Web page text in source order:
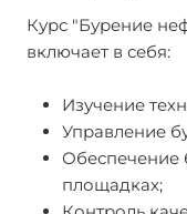
Курс "Бурение
включает в себя:
Изучение
Управление
Обеспечение
площадках;